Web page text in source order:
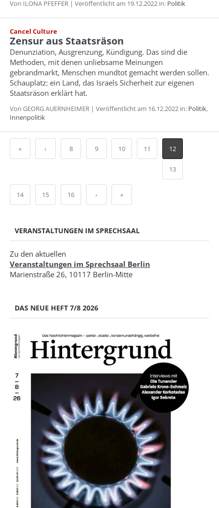
Von ILONA PFEFFER | Veröffentlicht am 19.12.2022 in: Politik
Cancel Culture
Zensur aus Staatsräson
Denunziation, Ausgrenzung, Kündigung. Das sind die
Methoden, mit denen unliebsame Meinungen
gebrandmarkt, Menschen mundtot gemacht werden sollen.
Schauplatz: ein Land, das Israels Sicherheit zur eigenen
Staatsräson erklärt hat.
Von GEORG AUERNHEIMER | Veröffentlicht am 16.12.2022 in: Politik,
Innenpolitik
« ‹ 8 9 10 11 12
13
14 15 16 › »
VERANSTALTUNGEN IM SPRECHSAAL
Zu den aktuellen
Veranstaltungen im Sprechsaal Berlin
Marienstraße 26, 10117 Berlin-Mitte
DAS NEUE HEFT 7/8 2026